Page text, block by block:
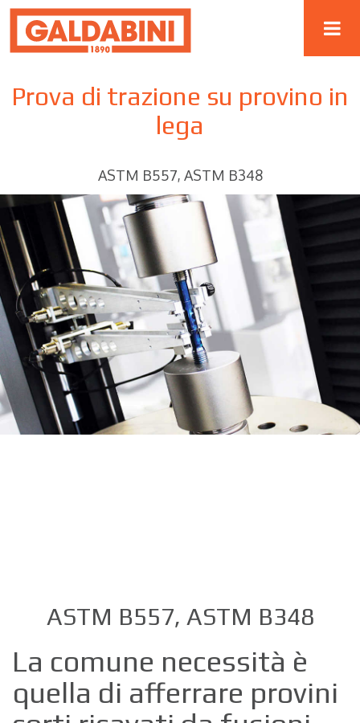
Prova di trazione su provino in
lega
ASTM B557, ASTM B348
ASTM B557, ASTM B348
La comune necessità è
quella di afferrare provini